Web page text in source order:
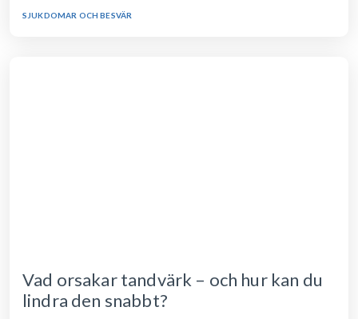
SJUKDOMAR OCH BESVÄR
Vad orsakar tandvärk – och hur kan du
lindra den snabbt?